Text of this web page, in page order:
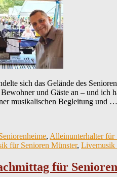
sich das Gelände des
und Gäste an – und ich
musikalischen Begleitung und …
, Alleinunterhalter für
für Senioren Münster, Livemusik
für Senioren